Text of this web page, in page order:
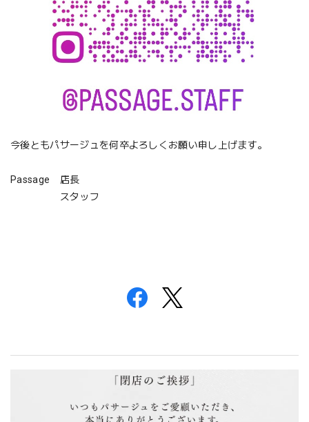
今後ともパサージュを何卒よろしくお願い申し上げます。
Passage 店長
スタッフ